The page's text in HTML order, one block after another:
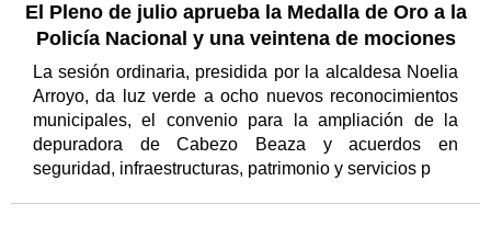
El Pleno de julio aprueba la Medalla de Oro a la
Policía Nacional y una veintena de mociones
La sesión ordinaria, presidida por la alcaldesa Noelia
Arroyo, da luz verde a ocho nuevos reconocimientos
municipales, el convenio para la ampliación de la
depuradora de Cabezo Beaza y acuerdos en
seguridad, infraestructuras, patrimonio y servicios p